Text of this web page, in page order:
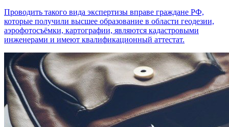
Проводить такого вида экспертизы вправе граждане РФ,
которые получили высшее образование в области геодезии,
аэрофотосъёмки, картографии, являются кадастровыми
инженерами и имеют квалификационный аттестат.